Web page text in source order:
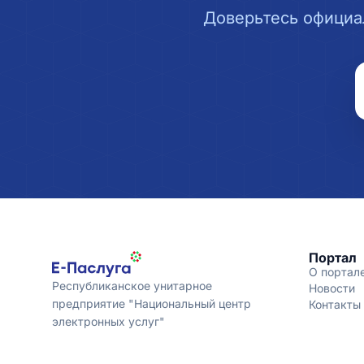
Доверьтесь
Республиканское унитарное
предприятие "Национальный центр
электронных услуг"
Портал
О
Новости
Контакты